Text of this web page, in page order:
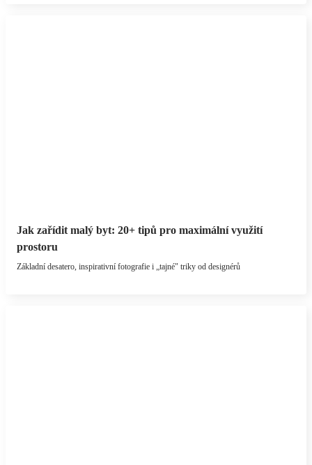
Jak zařídit malý byt: 20+ tipů pro maximální využití
prostoru
Základní desatero, inspirativní fotografie i „tajné" triky od designérů